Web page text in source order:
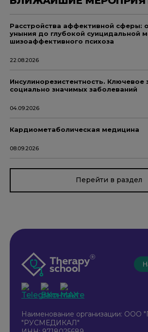
Расстройства аффективной сферы:
уныния до глубокой суицидальной
шизоаффективного психоза
22.08.2026
Инсулинорезистентность. Ключевое
социально значимых заболеваний
04.09.2026
Кардиометаболическая медицина
08.09.2026
Перейти в раздел
Наименование организации: ООО
"РУСМЕДИКАЛ"